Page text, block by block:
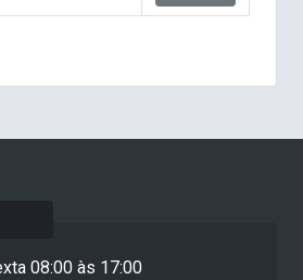
08:00 às 17:00